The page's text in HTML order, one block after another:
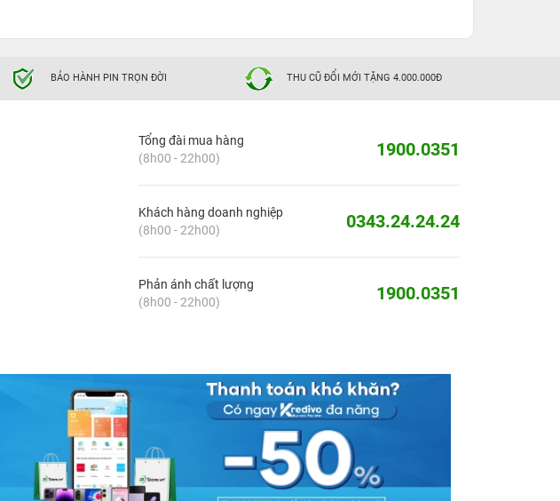
BẢO HÀNH PIN TRỌN ĐỜI THU CŨ ĐỔI MỚI TẶNG 4.000.000Đ
Tổng đài mua hàng
(8h00 - 22h00)
1900.0351
Khách hàng doanh nghiệp
(8h00 - 22h00)
0343.24.24.24
Phản ánh chất lượng
(8h00 - 22h00)
1900.0351